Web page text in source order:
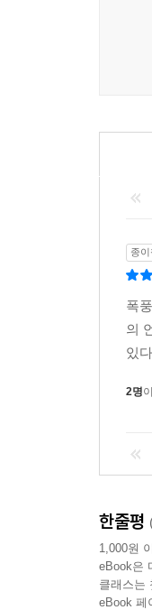
종이
폭
의
있
2명
한줄평
1,000원
eBook은
클래스는
eBook 페